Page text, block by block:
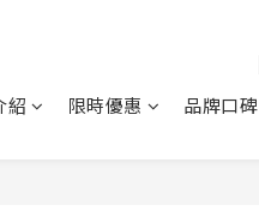
紹 限時優惠 品牌口碑